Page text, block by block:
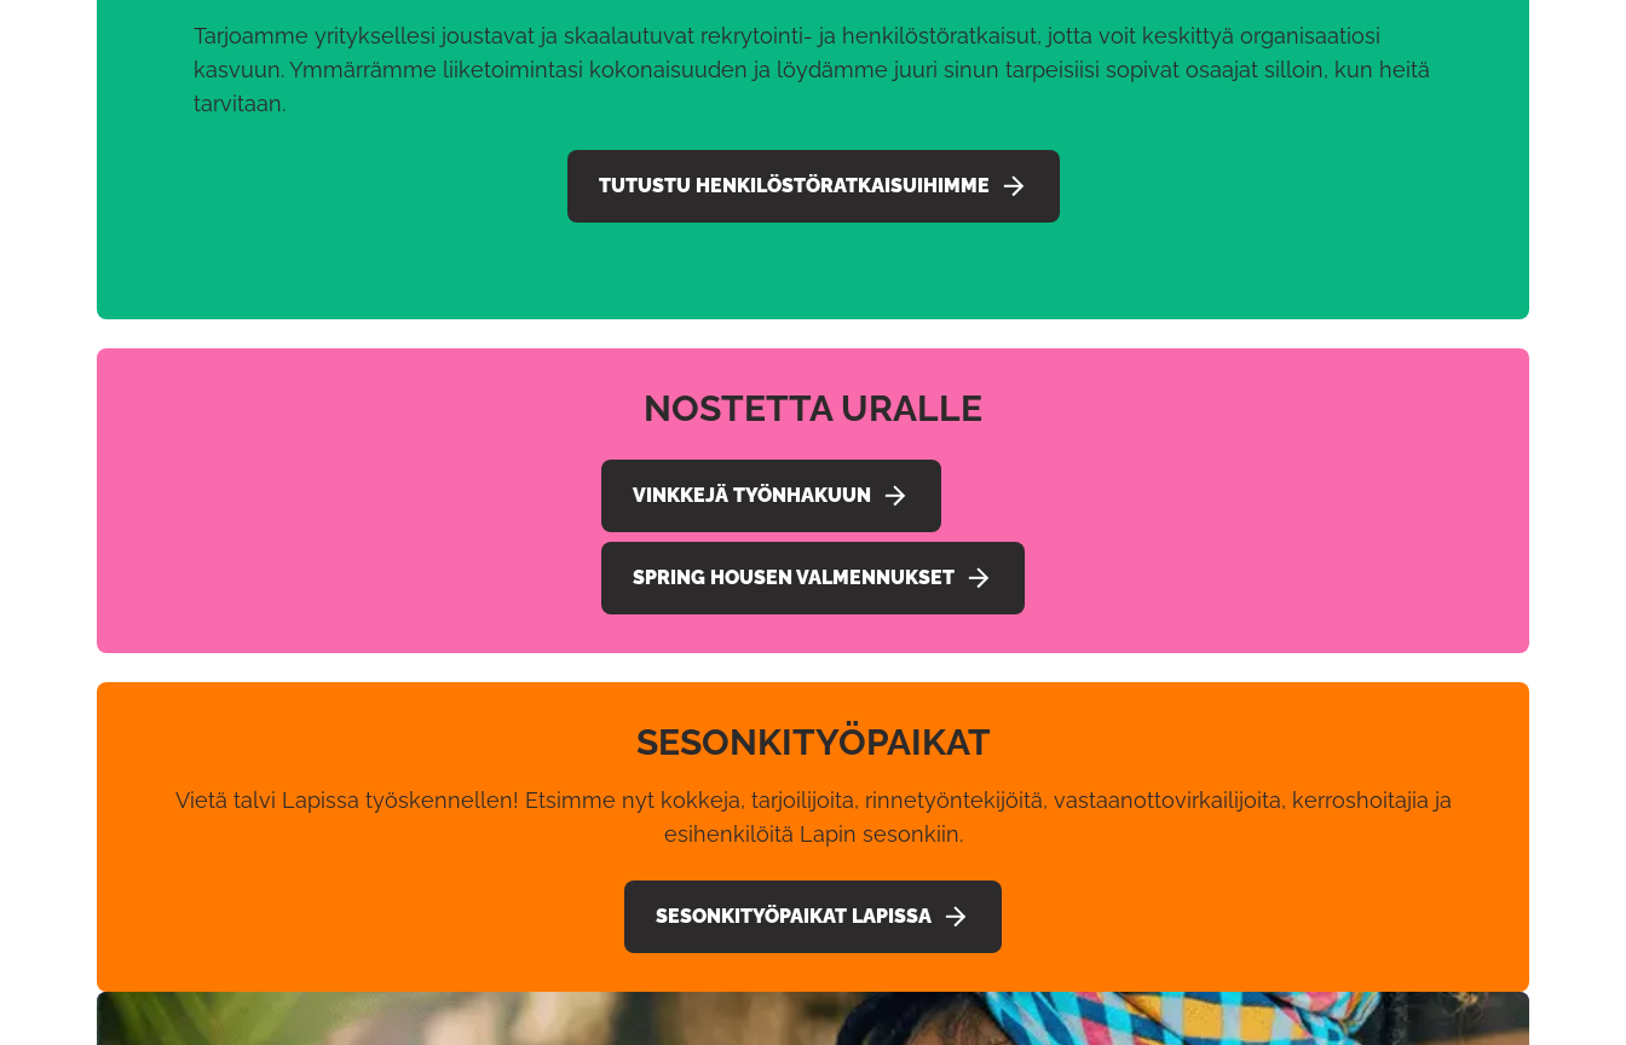
Tarjoamme yrityksellesi joustavat ja skaalautuvat rekrytointi- ja henkilöstöratkaisut, jotta voit keskittyä organisaatiosi
kasvuun. Ymmärrämme liiketoimintasi kokonaisuuden ja löydämme juuri sinun tarpeisiisi sopivat osaajat silloin, kun heitä
tarvitaan.
TUTUSTU HENKILÖSTÖRATKAISUIHIMME
NOSTETTA URALLE
VINKKEJÄ TYÖNHAKUUN
SPRING HOUSEN VALMENNUKSET
SESONKITYÖPAIKAT
Vietä talvi Lapissa työskennellen! Etsimme nyt kokkeja, tarjoilijoita, rinnetyöntekijöitä, vastaanottovirkailijoita, kerroshoitajia ja
esihenkilöitä Lapin sesonkiin.
SESONKITYÖPAIKAT LAPISSA